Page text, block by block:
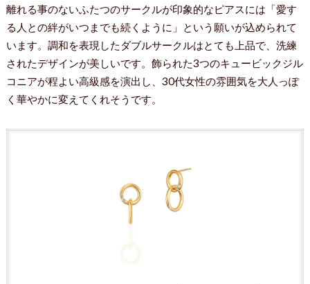
離れる事のないふたつのサークルが印象的なピアスには「愛す
る人との絆がいつまでも続くように」という願いが込められて
います。調和を表現したダブルサークルはとても上品で、洗練
されたデザインが美しいです。飾られた3つのキュービックジル
コニアが程よい高級感を演出し、30代女性の雰囲気を大人っぽ
く華やかに変えてくれそうです。